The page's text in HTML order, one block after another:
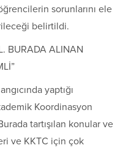
sorunlarını ele
belirtildi.
BURADA ALINAN
yaptığı
Koordinasyon
tartışılan konular ve
ve KKTC için çok